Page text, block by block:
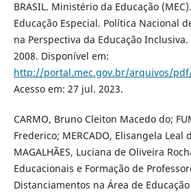
BRASIL. Ministério da Educação
Educação Especial. Política Nacional
na Perspectiva da Educação Inclusiva.
2008. Disponível em:
http://portal.mec.gov.br/arquivos/
Acesso em: 27 jul. 2023.
CARMO, Bruno Cleiton Macedo do;
Frederico; MERCADO, Elisangela Leal
MAGALHÃES, Luciana de Oliveira
Educacionais e Formação de
Distanciamentos na Área de